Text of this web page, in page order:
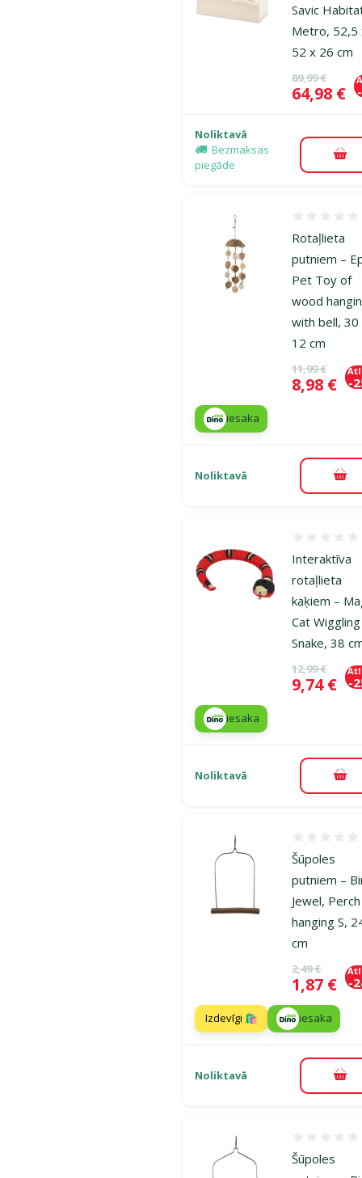
Savic
Metro, 52,5
52 x 26 cm
Oriģinālā
89,99 €
Cena
64,98 €
Noliktavā
Bezmaksas
piegāde
Rotaļlieta
putniem –
Pet Toy of
wood
with bell, 30
12 cm
Oriģinālā
11,99 €
Cena
8,98 € -
iesaka
Noliktavā
Interaktīva
rotaļlieta
kaķiem –
Cat Wiggling
Snake, 38
Oriģinālā
12,99 €
Cena
9,74 € -
iesaka
Noliktavā
Šūpoles
putniem –
Jewel, Perch
hanging S,
cm
Oriģinālā
2,49 €
Cena
1,87 € -
Izdevīgi 🛍️ iesaka
Noliktavā
Šūpoles